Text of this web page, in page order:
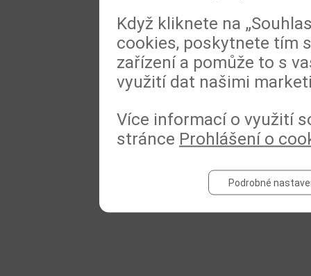
Když kliknete na
cookies, poskytnete tím
zařízení a pomůže to s
využití dat našimi
Více informací o využití
stránce Prohlášení o
Podrobné